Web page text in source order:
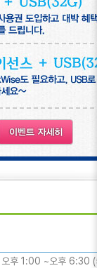
오후 1:00 ~오후 6:30